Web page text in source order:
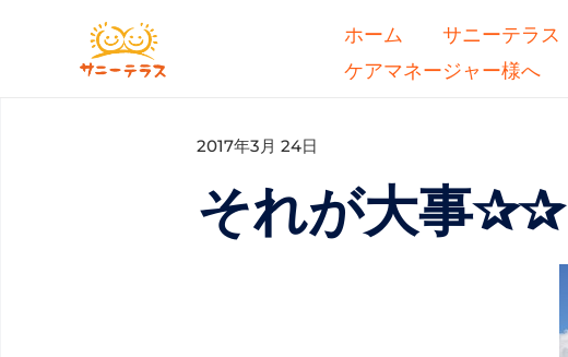
ホーム サニーテラス
ケアマネージャー様へ
2017年3月 24日
それが大事✰✰